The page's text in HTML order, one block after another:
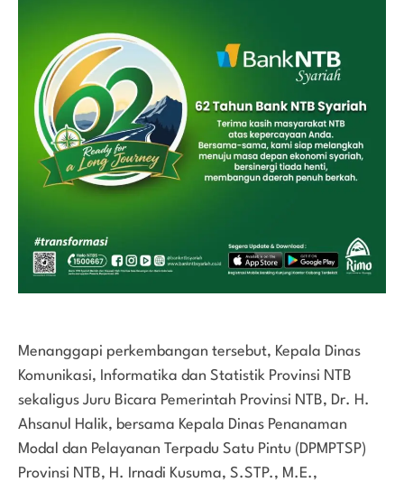
Menanggapi perkembangan tersebut, Kepala Dinas
Komunikasi, Informatika dan Statistik Provinsi NTB
sekaligus Juru Bicara Pemerintah Provinsi NTB, Dr. H.
Ahsanul Halik, bersama Kepala Dinas Penanaman
Modal dan Pelayanan Terpadu Satu Pintu (DPMPTSP)
Provinsi NTB, H. Irnadi Kusuma, S.STP., M.E.,